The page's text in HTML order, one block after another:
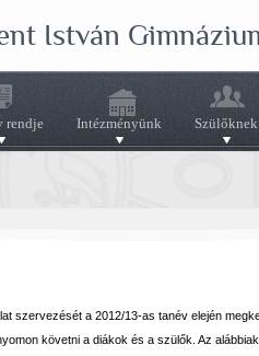
István
rendje Intézményünk Szülőknek
szervezését a 2012/13-as tanév elején
követni a diákok és a szülők. Az